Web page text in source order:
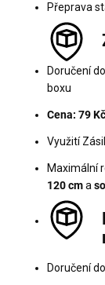
Přeprava
Doručení
boxu
Cena: 79 Kč
Využití
Maximální
120 cma
Doručení